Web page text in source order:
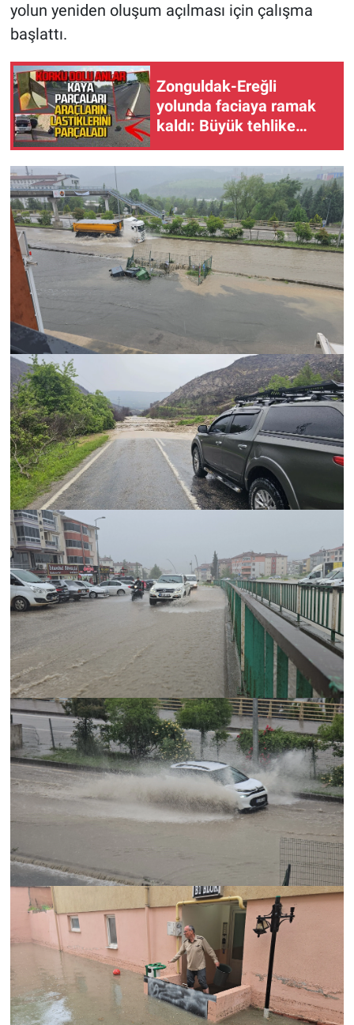
yolun yeniden oluşum açılması için çalışma
başlattı.
Zonguldak-Ereğli
yolunda faciaya ramak
kaldı: Büyük tehlike